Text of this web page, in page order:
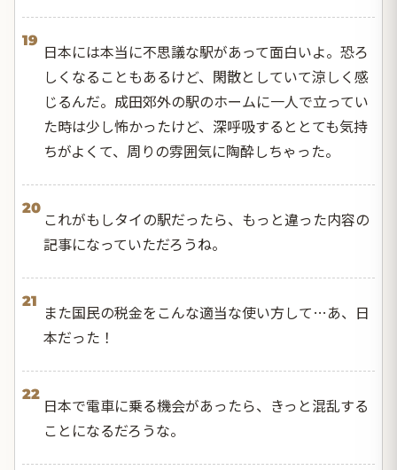
19
日本には本当に不思議な駅があって面白いよ。恐ろ
しくなることもあるけど、閑散としていて涼しく感
じるんだ。成田郊外の駅のホームに一人で立ってい
た時は少し怖かったけど、深呼吸するととても気持
ちがよくて、周りの雰囲気に陶酔しちゃった。
20
これがもしタイの駅だったら、もっと違った内容の
記事になっていただろうね。
21
また国民の税金をこんな適当な使い方して…あ、日
本だった！
22
日本で電車に乗る機会があったら、きっと混乱する
ことになるだろうな。